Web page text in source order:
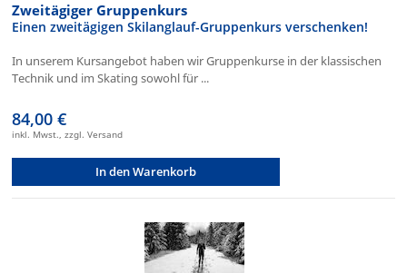
Zweitägiger Gruppenkurs
Einen zweitägigen Skilanglauf-Gruppenkurs verschenken!
In unserem Kursangebot haben wir Gruppenkurse in der klassischen
Technik und im Skating sowohl für ...
84,00 €
inkl. Mwst., zzgl. Versand
In den Warenkorb